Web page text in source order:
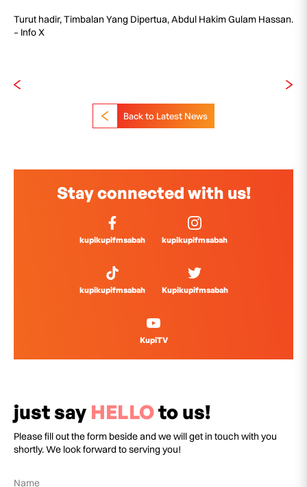
Turut hadir, Timbalan Yang Dipertua, Abdul Hakim Gulam Hassan.
– Info X
Back to Latest News
Stay connected with us!
kupikupifmsabah kupikupifmsabah
kupikupifmsabah Kupikupifmsabah
KupiTV
just say HELLOto us!
Please fill out the form beside and we will get in touch with you
shortly. We look forward to serving you!